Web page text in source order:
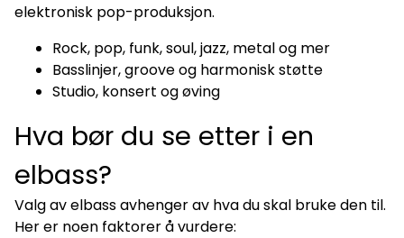
elektronisk pop-produksjon.
Rock, pop, funk, soul, jazz, metal og mer
Basslinjer, groove og harmonisk støtte
Studio, konsert og øving
Hva bør du se etter i en
elbass?
Valg av elbass avhenger av hva du skal bruke den til.
Her er noen faktorer å vurdere: